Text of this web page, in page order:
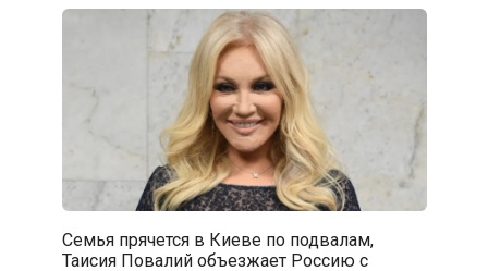
Семья прячется в Киеве по подвалам,
Таисия Повалий объезжает Россию с